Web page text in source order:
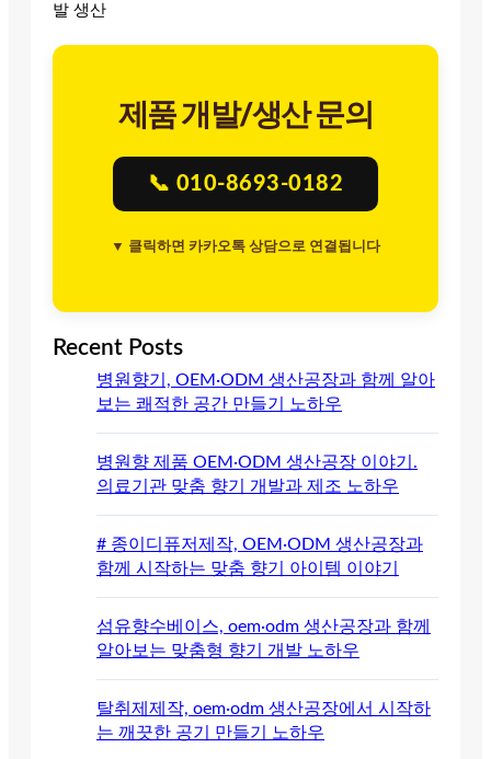
발 생산
제품 개발/생산 문의
📞 010-8693-0182
▼ 클릭하면 카카오톡 상담으로 연결됩니다
Recent Posts
병원향기, OEM·ODM 생산공장과 함께 알아
보는 쾌적한 공간 만들기 노하우
병원향 제품 OEM·ODM 생산공장 이야기.
의료기관 맞춤 향기 개발과 제조 노하우
# 종이디퓨저제작, OEM·ODM 생산공장과
함께 시작하는 맞춤 향기 아이템 이야기
섬유향수베이스, oem·odm 생산공장과 함께
알아보는 맞춤형 향기 개발 노하우
탈취제제작, oem·odm 생산공장에서 시작하
는 깨끗한 공기 만들기 노하우